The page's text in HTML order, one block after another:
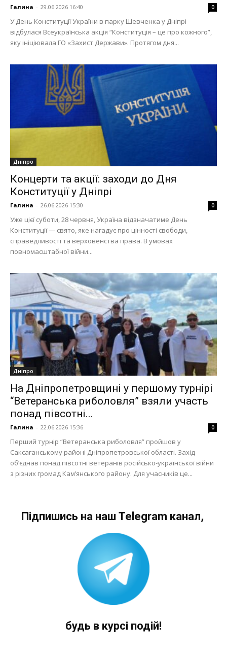
Галина - 29.06.2026 16:40 0
У День Конституції України в парку Шевченка у Дніпрі
відбулася Всеукраїнська акція “Конституція – це про кожного”,
яку ініціювала ГО «Захист Держави». Протягом дня...
Дніпро
Концерти та акції: заходи до Дня
Конституції у Дніпрі
Галина - 26.06.2026 15:30 0
Уже цієї суботи, 28 червня, Україна відзначатиме День
Конституції — свято, яке нагадує про цінності свободи,
справедливості та верховенства права. В умовах
повномасштабної війни...
Дніпро
На Дніпропетровщині у першому турнірі
“Ветеранська риболовля” взяли участь
понад півсотні...
Галина - 22.06.2026 15:36 0
Перший турнір “Ветеранська риболовля” пройшов у
Саксаганському районі Дніпропетровської області. Захід
об’єднав понад півсотні ветеранів російсько-української війни
з різних громад Кам’янського району. Для учасників це...
Підпишись на наш Telegram канал,
будь в курсі подій!